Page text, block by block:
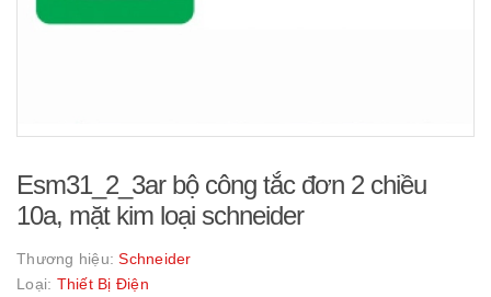
Esm31_2_3ar bộ công tắc đơn 2 chiều
10a, mặt kim loại schneider
Thương hiệu:Schneider
Loại: Thiết Bị Điện